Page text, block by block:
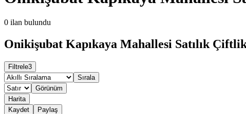
0 ilan bulundu
Onikişubat Kapıkaya Mahallesi Satılık
Filtrele3
Sırala
Görünüm
Harita
Kaydet
Paylaş